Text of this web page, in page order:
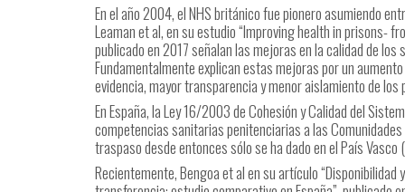
En el año 2004, el NHS británico fue pionero asumiendo
Leaman et al, en su estudio “Improving health in prisons-
publicado en 2017 señalan las mejoras en la calidad de
Fundamentalmente explican estas mejoras por un
evidencia, mayor transparencia y menor aislamiento de los
En España, la Ley 16/2003 de Cohesión y Calidad del
competencias sanitarias penitenciarias a las
traspaso desde entonces sólo se ha dado en el País
Recientemente, Bengoa et al en su artículo